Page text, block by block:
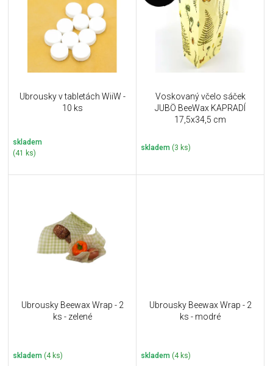
Ubrousky v tabletách WiiW -
10 ks
skladem
(41 ks)
Voskovaný včelo sáček
JUBÖ BeeWax KAPRADÍ
17,5x34,5 cm
skladem (3 ks)
Ubrousky Beewax Wrap - 2
ks - zelené
skladem (4 ks)
Ubrousky Beewax Wrap - 2
ks - modré
skladem (4 ks)